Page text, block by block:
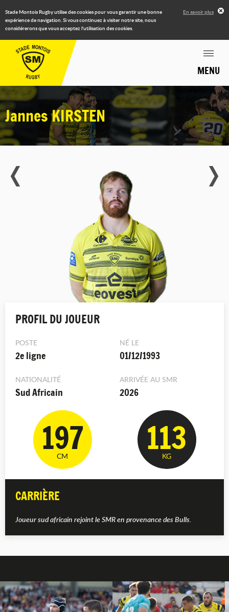
Stade Montois Rugby utilise des cookies pour vous garantir une bonne
expérience de navigation. Si vous continuez à visiter notre site, nous
considérerons que vous acceptez l'utilisation des cookies.
En savoir plus
MENU
JannesKIRSTEN
PROFIL DU JOUEUR
POSTE
2e ligne
NÉ LE
01/12/1993
NATIONALITÉ
Sud Africain
ARRIVÉE AU SMR
2026
197
CM 113
KG
CARRIÈRE
Joueur sud africain rejoint le SMR en provenance des Bulls.